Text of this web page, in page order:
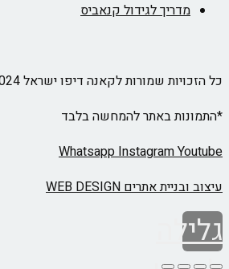
מדריך לגידול קנאביס
כל הזכויות שמורות לקאנה דיפו ישראל 2024 ©
*התמונות באתר להמחשה בלבד
WhatsappInstagramYoutube
עיצוב ובניית אתרים WEB DESIGN
גלילה